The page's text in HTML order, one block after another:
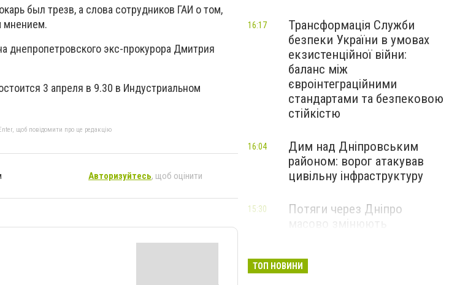
был трезв, а слова сотрудников ГАИ о том,
мнением.
днепропетровского экс-прокурора Дмитрия
3 апреля в 9.30 в Индустриальном
щоб повідомити про це редакцію
Авторизуйтесь, щоб оцінити
Трансформація Служби
безпеки України в умовах
екзистенційної війни:
баланс між
євроінтеграційними
стандартами та безпековою
стійкістю
16:17
Дим над Дніпровським
районом: ворог атакував
цивільну інфраструктуру
16:04
Потяги через Дніпро
15:30
ТОП НОВИНИ